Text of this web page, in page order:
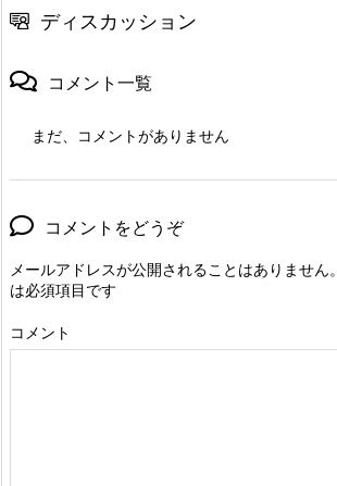
ディスカッション
コメント一覧
まだ、コメントがありません
コメントをどうぞ
メールアドレスが公開されることはありません。
は必須項目です
コメント